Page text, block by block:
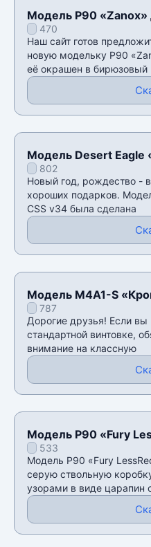
Модель P90 «Zanox»
470
Наш сайт готов
новую модельку P90
еë окрашен в бирюзовый
Модель Desert Eagle
802
Новый год, рождество -
хороших подарков.
CSS v34 была сделана
Модель M4A1-S
CSS v34
787
Дорогие друзья! Если вы
стандартной винтовке,
внимание на классную
Модель P90 «Fury
533
Модель P90 «Fury
серую ствольную
узорами в виде царапин